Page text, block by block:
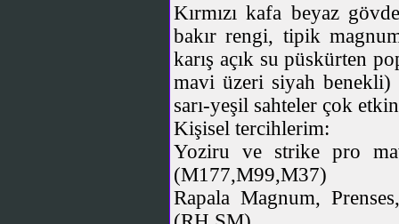
Kırmızı kafa beyaz
bakır rengi, tipik
karış açık su püskürten
mavi üzeri siyah benekli)
sarı-yeşil sahteler çok
Kişisel tercihlerim:
Yoziru ve strike pro
(M177,M99,M37)
Rapala Magnum,